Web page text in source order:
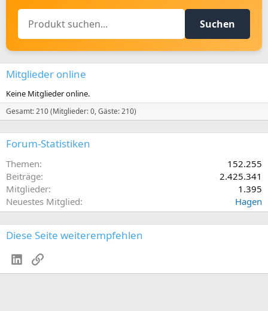
Suchen
Mitglieder online
Keine Mitglieder online.
Gesamt: 210 (Mitglieder: 0, Gäste: 210)
Forum-Statistiken
Themen
152.255
Beiträge
2.425.341
Mitglieder
1.395
Neuestes Mitglied
Hagen
Diese Seite weiterempfehlen
LinkedIn
Link